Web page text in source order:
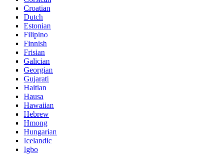
Croatian
Dutch
Estonian
Filipino
Finnish
Frisian
Galician
Georgian
Gujarati
Haitian
Hausa
Hawaiian
Hebrew
Hmong
Hungarian
Icelandic
Igbo